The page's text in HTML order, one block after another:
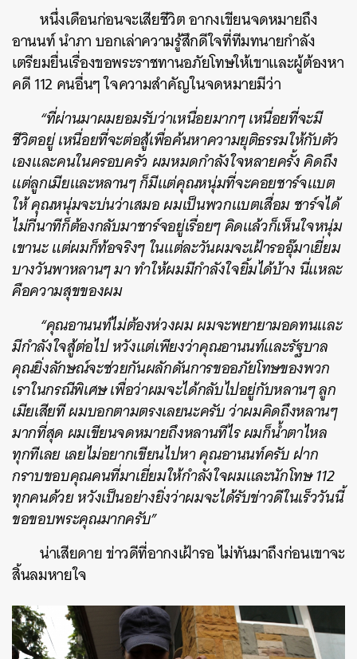
หนึ่งเดือนก่อนจะเสียชีวิต อากงเขียนจดหมายถึง
อานนท์ นำภา บอกเล่าความรู้สึกดีใจที่ทีมทนายกำลัง
เตรียมยื่นเรื่องขอพระราชทานอภัยโทษให้เขาและผู้ต้องหา
คดี 112 คนอื่นๆ ใจความสำคัญในจดหมายมีว่า
“ที่ผ่านมาผมยอมรับว่าเหนื่อยมากๆ เหนื่อยที่จะมี
ชีวิตอยู่ เหนื่อยที่จะต่อสู้เพื่อค้นหาความยุติธรรมให้กับตัว
เองและคนในครอบครัว ผมหมดกำลังใจหลายครั้ง คิดถึง
แต่ลูกเมียและหลานๆ ก็มีแต่คุณหนุ่มที่จะคอยชาร์จแบต
ให้ คุณหนุ่มจะบ่นว่าเสมอ ผมเป็นพวกแบตเสื่อม ชาร์จได้
ไม่กี่นาทีก็ต้องกลับมาชาร์จอยู่เรื่อยๆ คิดแล้วก็เห็นใจหนุ่ม
เขานะ แต่ผมก็ท้อจริงๆ ในแต่ละวันผมจะเฝ้ารออุ๊มาเยี่ยม
บางวันพาหลานๆ มา ทำให้ผมมีกำลังใจยิ้มได้บ้าง นี่แหละ
คือความสุขของผม
“คุณอานนท์ไม่ต้องห่วงผม ผมจะพยายามอดทนและ
มีกำลังใจสู้ต่อไป หวังแต่เพียงว่าคุณอานนท์และรัฐบาล
คุณยิ่งลักษณ์จะช่วยกันผลักดันการขออภัยโทษของพวก
เราในกรณีพิเศษ เพื่อว่าผมจะได้กลับไปอยู่กับหลานๆ ลูก
เมียเสียที ผมบอกตามตรงเลยนะครับ ว่าผมคิดถึงหลานๆ
มากที่สุด ผมเขียนจดหมายถึงหลานทีไร ผมก็น้ำตาไหล
ทุกทีเลย เลยไม่อยากเขียนไปหา คุณอานนท์ครับ ฝาก
กราบขอบคุณคนที่มาเยี่ยมให้กำลังใจผมและนักโทษ 112
ทุกคนด้วย หวังเป็นอย่างยิ่งว่าผมจะได้รับข่าวดีในเร็ววันนี้
ขอขอบพระคุณมากครับ”
น่าเสียดาย ข่าวดีที่อากงเฝ้ารอ ไม่ทันมาถึงก่อนเขาจะ
สิ้นลมหายใจ